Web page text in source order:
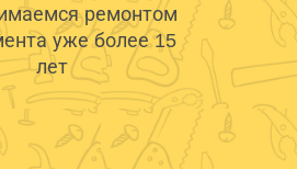
ремонтом
уже более 15
лет